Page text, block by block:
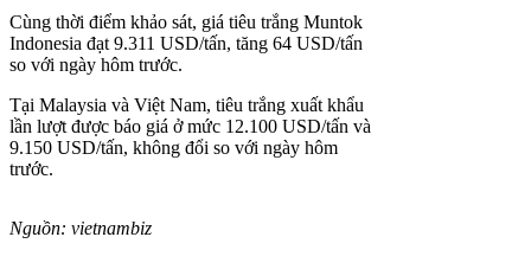
Cùng thời điểm khảo sát, giá tiêu trắng Muntok
Indonesia đạt 9.311 USD/tấn, tăng 64 USD/tấn
so với ngày hôm trước.
Tại Malaysia và Việt Nam, tiêu trắng xuất khẩu
lần lượt được báo giá ở mức 12.100 USD/tấn và
9.150 USD/tấn, không đổi so với ngày hôm
trước.
Nguồn: vietnambiz